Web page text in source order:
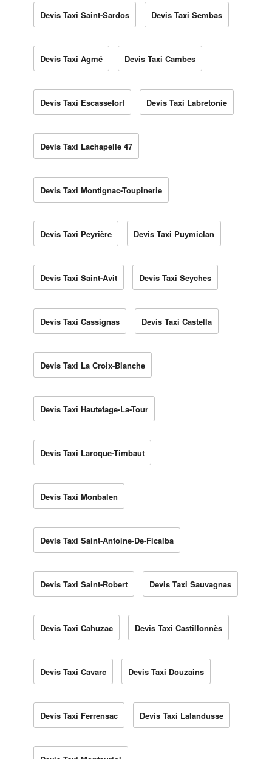
Devis Taxi Saint-Sardos Devis Taxi Sembas
Devis Taxi Agmé Devis Taxi Cambes
Devis Taxi Escassefort Devis Taxi Labretonie
Devis Taxi Lachapelle 47
Devis Taxi Montignac-Toupinerie
Devis Taxi Peyrière Devis Taxi Puymiclan
Devis Taxi Saint-Avit Devis Taxi Seyches
Devis Taxi Cassignas Devis Taxi Castella
Devis Taxi La Croix-Blanche
Devis Taxi Hautefage-La-Tour
Devis Taxi Laroque-Timbaut
Devis Taxi Monbalen
Devis Taxi Saint-Antoine-De-Ficalba
Devis Taxi Saint-Robert Devis Taxi Sauvagnas
Devis Taxi Cahuzac Devis Taxi Castillonnès
Devis Taxi Cavarc Devis Taxi Douzains
Devis Taxi Ferrensac Devis Taxi Lalandusse